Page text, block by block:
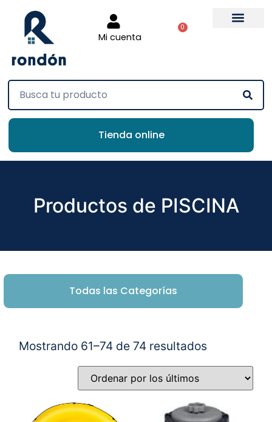
Mi cuenta
0
Tienda online
Productos de PISCINA
Todas las Categorías
Mostrando 61–74 de 74 resultados